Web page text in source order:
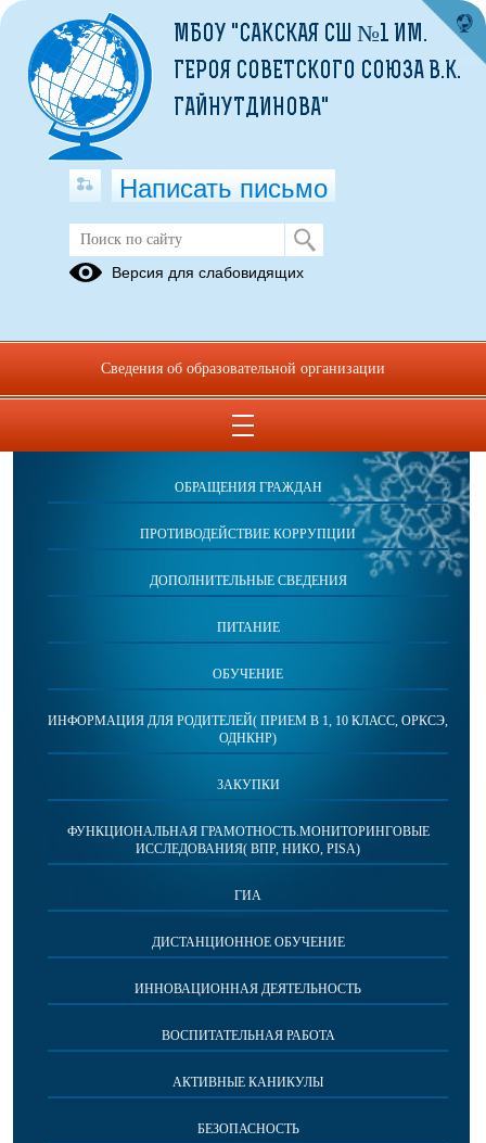
Инновационная деятельность
ОБРАЩЕНИЯ ГРАЖДАН
ПРОТИВОДЕЙСТВИЕ КОРРУПЦИИ
ДОПОЛНИТЕЛЬНЫЕ СВЕДЕНИЯ
ПИТАНИЕ
ОБУЧЕНИЕ
ИНФОРМАЦИЯ ДЛЯ РОДИТЕЛЕЙ( ПРИЕМ В 1, 10 КЛАСС, ОРКСЭ,
ОДНКНР)
ЗАКУПКИ
ФУНКЦИОНАЛЬНАЯ ГРАМОТНОСТЬ.МОНИТОРИНГОВЫЕ
ИССЛЕДОВАНИЯ( ВПР, НИКО, PISA)
ГИА
ДИСТАНЦИОННОЕ ОБУЧЕНИЕ
ИННОВАЦИОННАЯ ДЕЯТЕЛЬНОСТЬ
ВОСПИТАТЕЛЬНАЯ РАБОТА
АКТИВНЫЕ КАНИКУЛЫ
БЕЗОПАСНОСТЬ
МБОУ "САКСКАЯ СШ №1 ИМ.
ГЕРОЯ СОВЕТСКОГО СОЮЗА В.К.
ГАЙНУТДИНОВА"
Написать письмо
Версия для слабовидящих
Сведения об образовательной организации